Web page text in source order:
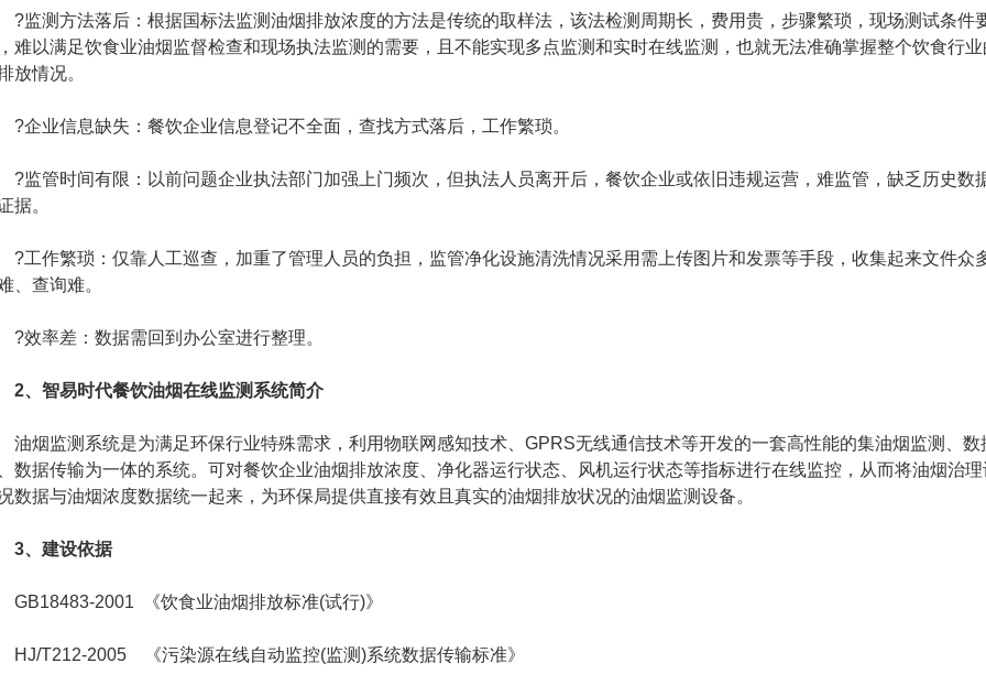
测方法落后：根据国标法监测油烟排放浓度的方法是传统的取样法，该法检测周期长，费用贵，步骤繁琐，现场测试条件
难以满足饮食业油烟监督检查和现场执法监测的需要，且不能实现多点监测和实时在线监测，也就无法准确掌握整个饮食行
放情况。
业信息缺失：餐饮企业信息登记不全面，查找方式落后，工作繁琐。
管时间有限：以前问题企业执法部门加强上门频次，但执法人员离开后，餐饮企业或依旧违规运营，难监管，缺乏历史数
据。
作繁琐：仅靠人工巡查，加重了管理人员的负担，监管净化设施清洗情况采用需上传图片和发票等手段，收集起来文件众
、查询难。
率差：数据需回到办公室进行整理。
2、智易时代餐饮油烟在线监测系统简介
监测系统是为满足环保行业特殊需求，利用物联网感知技术、GPRS无线通信技术等开发的一套高性能的集油烟监测、数
数据传输为一体的系统。可对餐饮企业油烟排放浓度、净化器运行状态、风机运行状态等指标进行在线监控，从而将油烟治
数据与油烟浓度数据统一起来，为环保局提供直接有效且真实的油烟排放状况的油烟监测设备。
3、建设依据
2001 《饮食业油烟排放标准(试行)》
T212-2005 《污染源在线自动监控(监测)系统数据传输标准》